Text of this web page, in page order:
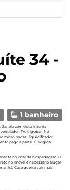
34 -
1 banheiro
Janela com vista interna
TV, frigobar. No
micro-ondas, liquidificador,
pago a parte. É exigida
no local da hospedagem. O
no imóvel é necessário alugar
Caso queira sair mais